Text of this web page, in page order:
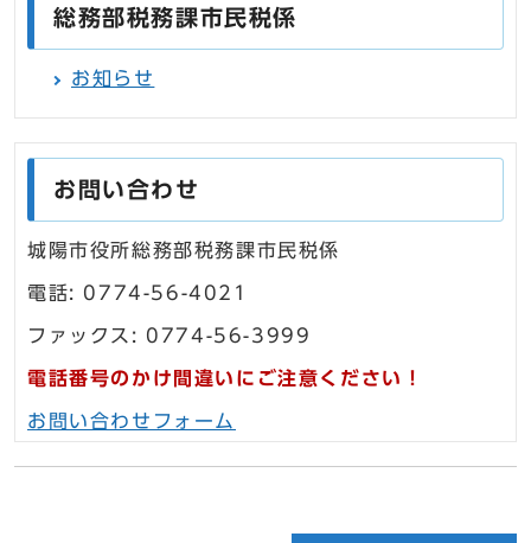
総務部税務課市民税係
お知らせ
お問い合わせ
城陽市役所総務部税務課市民税係
電話: 0774-56-4021
ファックス: 0774-56-3999
電話番号のかけ間違いにご注意ください！
お問い合わせフォーム